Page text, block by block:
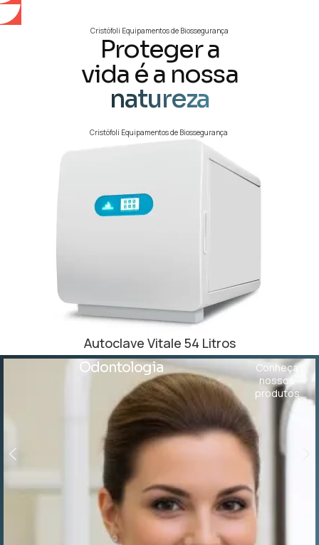
Cristófoli Equipamentos de Biossegurança
Proteger a
vida é a nossa
natureza
Cristófoli Equipamentos de Biossegurança
Autoclave Vitale 54 Litros
Odontologia
Conheça
nossos
produtos